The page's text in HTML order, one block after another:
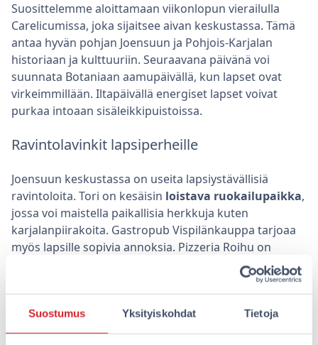
Suostumus Yksityiskohdat Tietoja
Suosittelemme aloittamaan viikonlopun vierailulla
Carelicumissa, joka sijaitsee aivan keskustassa. Tämä
antaa hyvän pohjan Joensuun ja Pohjois-Karjalan
historiaan ja kulttuuriin. Seuraavana päivänä voi
suunnata Botaniaan aamupäivällä, kun lapset ovat
virkeimmillään. Iltapäivällä energiset lapset voivat
purkaa intoaan sisäleikkipuistoissa.
Ravintolavinkit lapsiperheille
Joensuun keskustassa on useita lapsiystävällisiä
ravintoloita. Tori on kesäisin loistava ruokailupaikka,
jossa voi maistella paikallisia herkkuja kuten
karjalanpiirakoita. Gastropub Vispilänkauppa tarjoaa
myös lapsille sopivia annoksia. Pizzeria Roihu on
kuuluisa herkullisista pizzoistaan, joista löytyy
Ulkoilmakohteita